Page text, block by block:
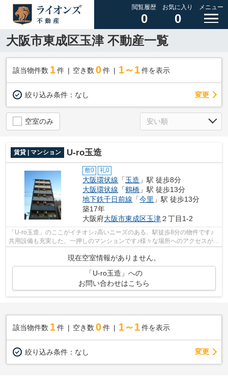
閲覧履歴
0
お気に入り
0
メニュー
大阪市東成区玉津 不動産一覧
該当物件数 1件 空き数 0 件 1～1 件を表示
絞り込み条件： なし 変更
空室のみ
賃貸 | マンション U-ro玉造
敷0 礼0
大阪環状線 「玉造 」駅 徒歩8分
大阪環状線 「鶴橋 」駅 徒歩13分
地下鉄千日前線 「今里 」駅 徒歩13分
築17年
大阪府大阪市東成区玉津２丁目1-2
「U-ro玉造」のここがイチオシ♪高いニーズのある、駅徒歩8分の物件です♪
共用設備も充実した、一押しのマンションです♪様々な場所へのアクセスがし
現在空室情報がありません。
「U-ro玉造」への
お問い合わせはこちら
該当物件数 1件 空き数 0 件 1～1 件を表示
絞り込み条件： なし 変更